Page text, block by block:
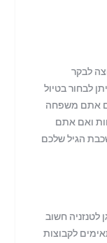
לבקר
לבחור בטיול
אתם משפחה
ואם אתם
הגיל שלכם
לטנזניה חשוב
לקבוצות